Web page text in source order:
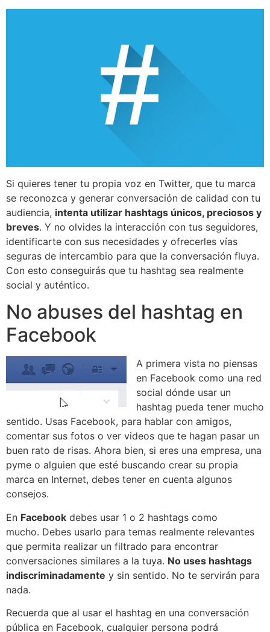
Si quieres tener tu propia voz en Twitter, que tu marca
se reconozca y generar conversación de calidad con tu
audiencia, intenta utilizar hashtags únicos, preciosos y
breves. Y no olvides la interacción con tus seguidores,
identificarte con sus necesidades y ofrecerles vías
seguras de intercambio para que la conversación fluya.
Con esto conseguirás que tu hashtag sea realmente
social y auténtico.
No abuses del hashtag en
Facebook
A primera vista no piensas
en Facebook como una red
social dónde usar un
hashtag pueda tener mucho
sentido. Usas Facebook, para hablar con amigos,
comentar sus fotos o ver videos que te hagan pasar un
buen rato de risas. Ahora bien, si eres una empresa, una
pyme o alguien que esté buscando crear su propia
marca en Internet, debes tener en cuenta algunos
consejos.
En Facebook debes usar 1 o 2 hashtags como
mucho. Debes usarlo para temas realmente relevantes
que permita realizar un filtrado para encontrar
conversaciones similares a la tuya. No uses hashtags
indiscriminadamente y sin sentido. No te servirán para
nada.
Recuerda que al usar el hashtag en una conversación
pública en Facebook, cualquier persona podrá